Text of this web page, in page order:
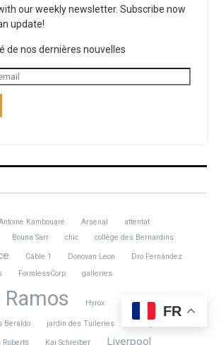
our weekly newsletter. Subscribe now
update!
de nos dernières nouvelles
Kambouaré Arsenal
attentat
Bouna Sarr chic collège des Bernardins
Câble 1 Donovan Leon
Dro Fernández
FormlessCorp galleries
Ramos Hyrox
Beraldo jardin des Tuileries
Roberts Kai Schreiber Liverpool
FR